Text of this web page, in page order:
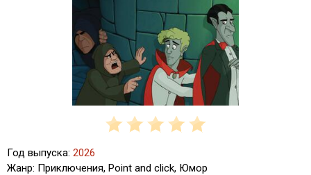
Год выпуска: 2026
Жанр: Приключения, Point and click, Юмор